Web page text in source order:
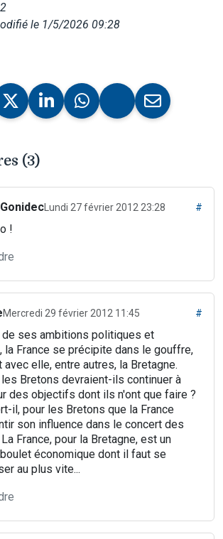
le 1/5/2026 09:28
(3)
Lundi 27 février 2012 23:28 #
!
Mercredi 29 février 2012 11:45 #
de ses ambitions politiques et
la France se précipite dans le gouffre,
avec elle, entre autres, la Bretagne.
les Bretons devraient-ils continuer à
des objectifs dont ils n'ont que faire ?
il, pour les Bretons que la France
son influence dans le concert des
France, pour la Bretagne, est un
économique dont il faut se
au plus vite...